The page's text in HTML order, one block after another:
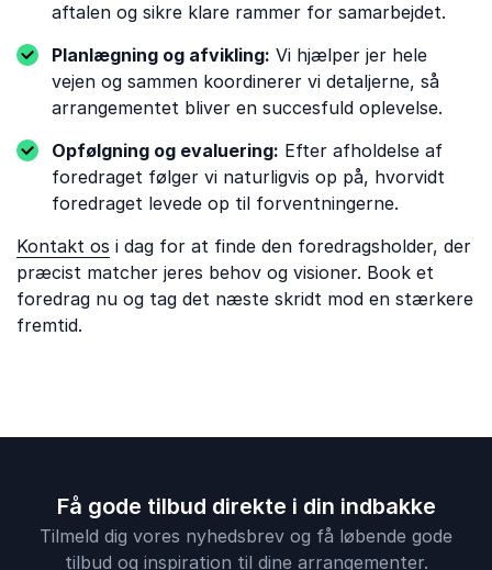
aftalen og sikre klare rammer for samarbejdet.
Planlægning og afvikling: Vi hjælper jer hele
vejen og sammen koordinerer vi detaljerne, så
arrangementet bliver en succesfuld oplevelse.
Opfølgning og evaluering: Efter afholdelse af
foredraget følger vi naturligvis op på, hvorvidt
foredraget levede op til forventningerne.
Kontakt os i dag for at finde den foredragsholder, der
præcist matcher jeres behov og visioner. Book et
foredrag nu og tag det næste skridt mod en stærkere
fremtid.
Få gode tilbud direkte i din indbakke
Tilmeld dig vores nyhedsbrev og få løbende gode
tilbud og inspiration til dine arrangementer.